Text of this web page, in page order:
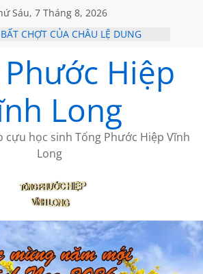
Sáu, 7 Tháng 8, 2026
BẤT CHỢT CỦA CHÂU LỆ DUNG
GIÃ TỪ ĐÀ LẠT của ANTH ĐOÀN
HỌC SỬ HỒI XƯA
MỘT ĐỜI ĐI QUA NHỮNG TRANG
SÁCH
Hiệp
Long
cựu học sinh Tống Phước Hiệp Vĩnh
Long